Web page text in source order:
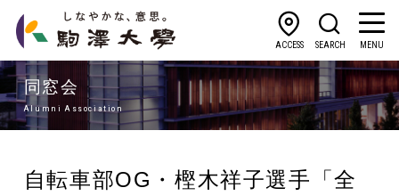
ACCESS SEARCH MENU
同窓会
Alumni Association
自転車部OG・樫木祥子選手「全